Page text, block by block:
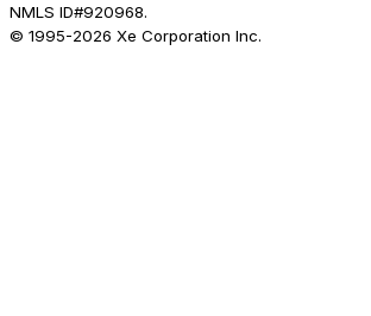
NMLS ID#920968.
© 1995-2026 Xe Corporation Inc.